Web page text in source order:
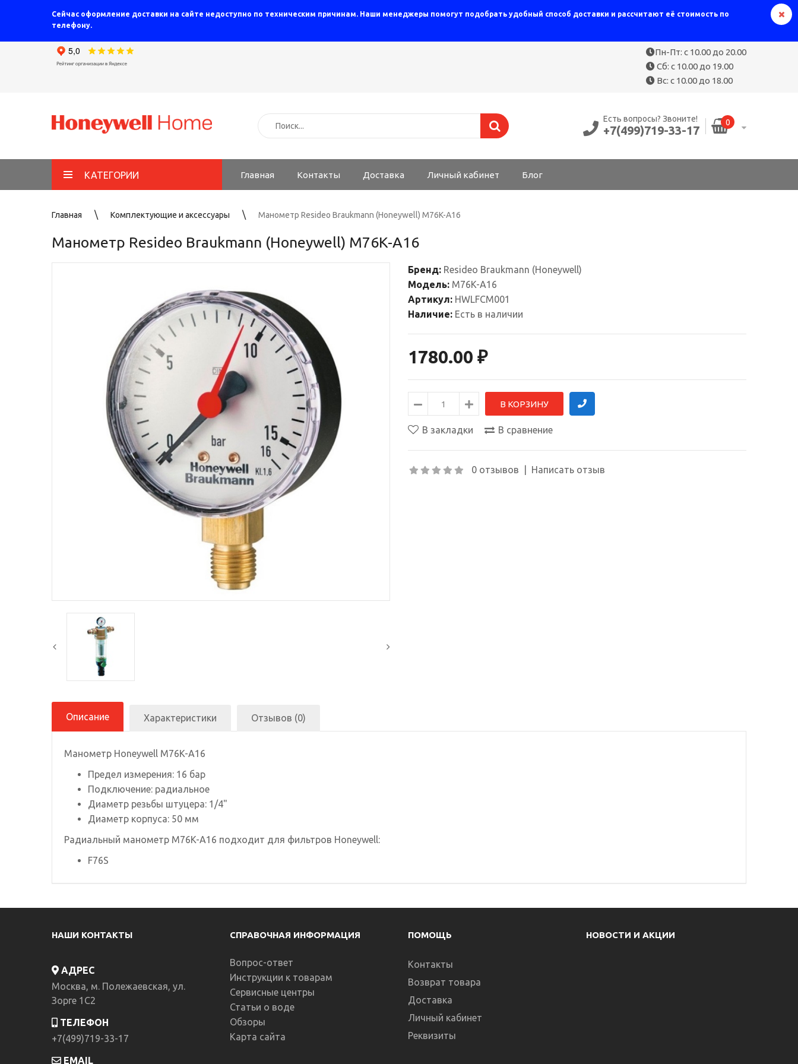
Сейчас оформление доставки на сайте недоступно по техническим причинам. Наши менеджеры помогут подобрать удобный способ доставки и рассчитают её стоимость по
телефону.
Пн-Пт: с 10.00 до 20.00
Сб: с 10.00 до 19.00
Вс: с 10.00 до 18.00
Есть вопросы? Звоните!
+7(499)719-33-17
0
КАТЕГОРИИ Главная Контакты Доставка Личный кабинет Блог
Главная Комплектующие и аксессуары Манометр Resideo Braukmann (Honeywell) M76K-A16
Манометр Resideo Braukmann (Honeywell) M76K-A16
Бренд: Resideo Braukmann (Honeywell)
Модель: M76K-A16
Артикул: HWLFCM001
Наличие: Есть в наличии
1780.00 ₽
В закладки В сравнение
0 отзывов Написать отзыв
Описание Характеристики Отзывов (0)
Манометр Honeywell M76K-A16
Предел измерения: 16 бар
Подключение: радиальное
Диаметр резьбы штуцера: 1/4"
Диаметр корпуса: 50 мм
Радиальный манометр M76K-A16 подходит для фильтров Honeywell:
F76S
НАШИ КОНТАКТЫ
АДРЕС
Москва, м. Полежаевская, ул.
Зорге 1C2
ТЕЛЕФОН
+7(499)719-33-17
EMAIL
СПРАВОЧНАЯ ИНФОРМАЦИЯ
Вопрос-ответ
Инструкции к товарам
Сервисные центры
Статьи о воде
Обзоры
Карта сайта
ПОМОЩЬ
Контакты
Возврат товара
Доставка
Личный кабинет
Реквизиты
НОВОСТИ И АКЦИИ